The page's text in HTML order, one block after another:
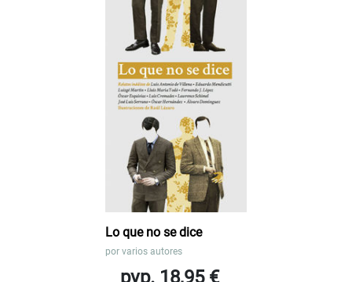
Lo que no se dice
por varios autores
pvp. 18,95 €